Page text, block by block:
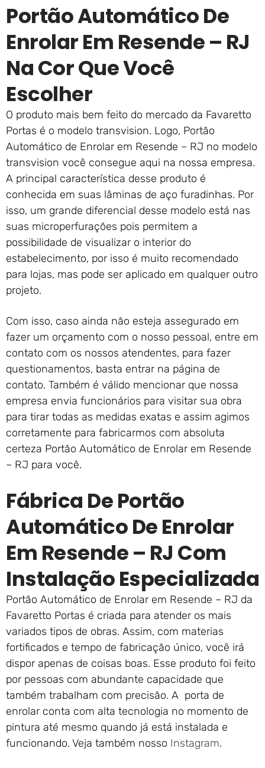
Portão Automático De
Enrolar Em Resende – RJ
Na Cor Que Você
Escolher
O produto mais bem feito do mercado da Favaretto
Portas é o modelo transvision. Logo, Portão
Automático de Enrolar em Resende – RJ no modelo
transvision você consegue aqui na nossa empresa.
A principal característica desse produto é
conhecida em suas lâminas de aço furadinhas. Por
isso, um grande diferencial desse modelo está nas
suas microperfurações pois permitem a
possibilidade de visualizar o interior do
estabelecimento, por isso é muito recomendado
para lojas, mas pode ser aplicado em qualquer outro
projeto.
Com isso, caso ainda não esteja assegurado em
fazer um orçamento com o nosso pessoal, entre em
contato com os nossos atendentes, para fazer
questionamentos, basta entrar na página de
contato. Também é válido mencionar que nossa
empresa envia funcionários para visitar sua obra
para tirar todas as medidas exatas e assim agimos
corretamente para fabricarmos com absoluta
certeza Portão Automático de Enrolar em Resende
– RJ para você.
Fábrica De Portão
Automático De Enrolar
Em Resende – RJ Com
Instalação Especializada
Portão Automático de Enrolar em Resende – RJ da
Favaretto Portas é criada para atender os mais
variados tipos de obras. Assim, com materias
fortificados e tempo de fabricação único, você irá
dispor apenas de coisas boas. Esse produto foi feito
por pessoas com abundante capacidade que
também trabalham com precisão. A porta de
enrolar conta com alta tecnologia no momento de
pintura até mesmo quando já está instalada e
funcionando. Veja também nosso Instagram.